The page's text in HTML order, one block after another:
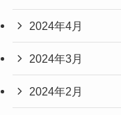
2024年4月
2024年3月
2024年2月